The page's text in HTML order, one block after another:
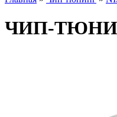
ЧИП-